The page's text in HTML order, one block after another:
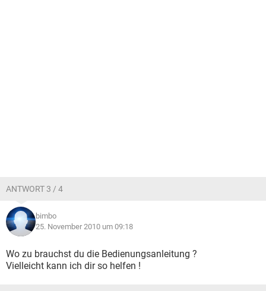
ANTWORT 3 / 4
bimbo
25. November 2010 um 09:18
Wo zu brauchst du die Bedienungsanleitung ?
Vielleicht kann ich dir so helfen !